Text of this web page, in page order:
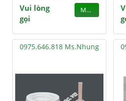
Vui lòng
gọi
MUA
0975.646.818 Ms.Nhung